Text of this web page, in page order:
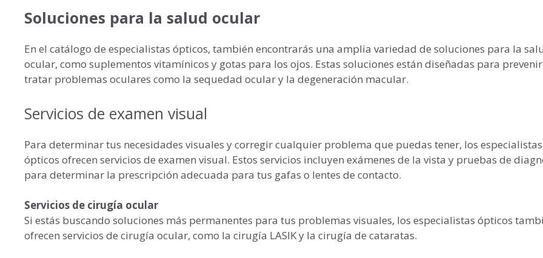
Soluciones para la salud ocular
En el catálogo de especialistas ópticos, también encontrarás una amplia variedad de soluciones para la
ocular, como suplementos vitamínicos y gotas para los ojos. Estas soluciones están diseñadas para
tratar problemas oculares como la sequedad ocular y la degeneración macular.
Servicios de examen visual
Para determinar tus necesidades visuales y corregir cualquier problema que puedas tener, los especialistas
ópticos ofrecen servicios de examen visual. Estos servicios incluyen exámenes de la vista y pruebas de
para determinar la prescripción adecuada para tus gafas o lentes de contacto.
Servicios de cirugía ocular
Si estás buscando soluciones más permanentes para tus problemas visuales, los especialistas ópticos
ofrecen servicios de cirugía ocular, como la cirugía LASIK y la cirugía de cataratas.